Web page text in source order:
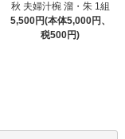
秋 夫婦汁椀 溜・朱 1組
5,500円(本体5,000円、
税500円)